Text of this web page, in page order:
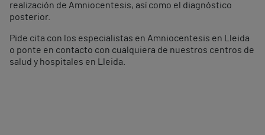
realización de Amniocentesis, así como el diagnóstico
posterior.
Pide cita con los especialistas en Amniocentesis en Lleida
o ponte en contacto con cualquiera de nuestros centros de
salud y hospitales en Lleida.